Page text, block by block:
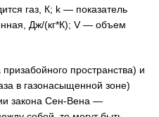
газ, К; k — показатель
Дж/(кг*К); V — объем
пространства) и
в газонасыщенной зоне)
закона Сен-Вена —